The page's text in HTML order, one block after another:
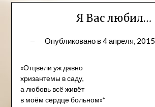
Я Вас любил…
Опубликовано в4 апреля, 2015
«Отцвели уж давно
хризантемы в саду,
а любовь всё живёт
в моём сердце больном»*